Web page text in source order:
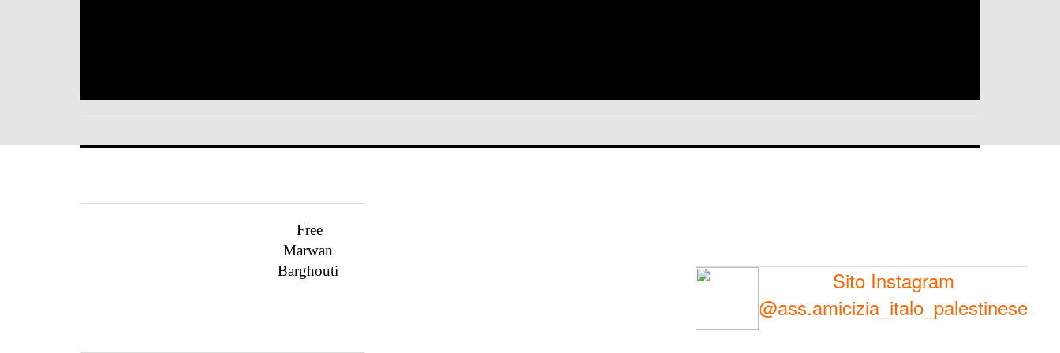
Free
Marwan
Barghouti
Sito Instagram
@ass.amicizia_italo_palestinese